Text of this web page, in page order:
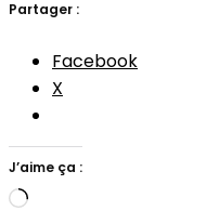
Partager :
Facebook
X
J’aime ça :
Chargement…